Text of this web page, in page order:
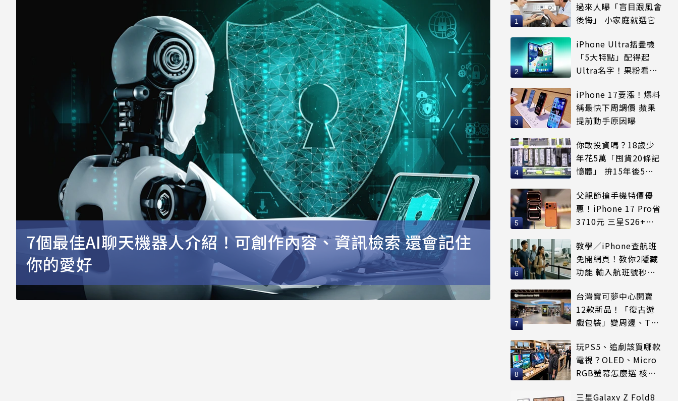
7個最佳AI聊天機器人介紹！可創作內容、資訊檢索 還會記住
你的愛好
過來人曝「盲目跟風會
後悔」 小家庭就選它
iPhone Ultra摺疊機
「5大特點」配得起
Ultra名字！果粉看完
iPhone 17要漲！爆料
稱最快下周調價 蘋果
提前動手原因曝
你敢投資嗎？18歲少
年花5萬「囤貨20條記
憶體」 拚15年後5倍
父親節搶手機特價優
惠！iPhone 17 Pro省
3710元 三星S26+狂
教學／iPhone查航班
免開網頁！教你2隱藏
功能 輸入航班號秒看
台灣寶可夢中心開賣
12款新品！「復古遊
戲包裝」變周邊、T恤
玩PS5、追劇該買哪款
電視？OLED、Micro
RGB螢幕怎麼選 核心
三星Galaxy Z Fold8